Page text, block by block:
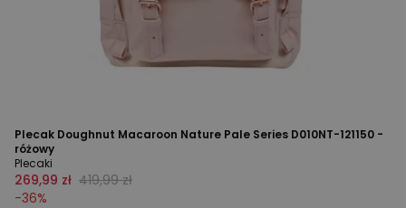
Plecak Doughnut Macaroon Nature Pale Series D010NT-121150 -
różowy
Plecaki
269,99 zł 419,99 zł
-36%